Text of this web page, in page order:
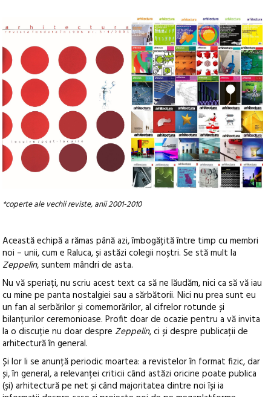
*coperte ale vechii reviste, anii 2001-2010
Această echipă a rămas până azi, îmbogățită între timp cu membri
noi – unii, cum e Raluca, și astăzi colegii noștri. Se stă mult la
Zeppelin, suntem mândri de asta.
Nu vă speriați, nu scriu acest text ca să ne lăudăm, nici ca să vă iau
cu mine pe panta nostalgiei sau a sărbătorii. Nici nu prea sunt eu
un fan al serbărilor și comemorărilor, al cifrelor rotunde și
bilanțurilor ceremonioase. Profit doar de ocazie pentru a vă invita
la o discuție nu doar despre Zeppelin, ci și despre publicații de
arhitectură în general.
Și lor li se anunță periodic moartea: a revistelor în format fizic, dar
și, în general, a relevanței criticii când astăzi oricine poate publica
(și) arhitectură pe net și când majoritatea dintre noi își ia